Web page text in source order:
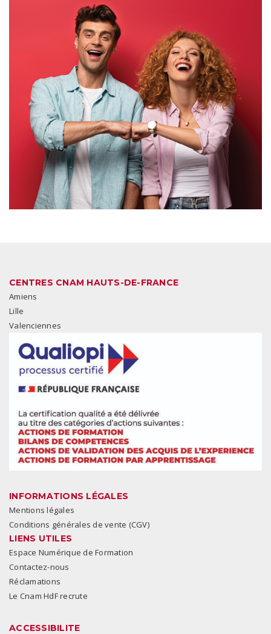
CENTRES CNAM HAUTS-DE-FRANCE
Amiens
Lille
Valenciennes
INFORMATIONS LÉGALES
Mentions légales
Conditions générales de vente (CGV)
LIENS UTILES
Espace Numérique de Formation
Contactez-nous
Réclamations
Le Cnam HdF recrute
ACCESSIBILITE